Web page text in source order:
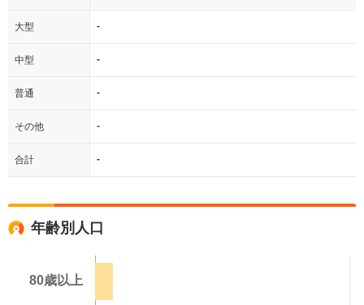
大型 -
中型 -
普通 -
その他 -
合計 -
年齢別人口